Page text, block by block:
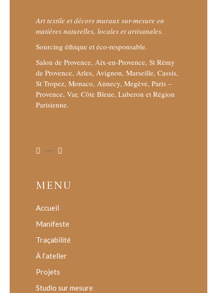
Art textile et décors muraux sur-mesure en
matières naturelles, locales et artisanales.
Sourcing éthique et éco-responsable.
Salon de Provence, Aix-en-Provence, St Rémy
de Provence, Arles, Avignon, Marseille, Cassis,
St Tropez, Monaco, Annecy, Megève, Paris –
Provence, Var, Côte Bleue, Luberon et Région
Parisienne.
MENU
Accueil
Manifeste
Traçabilité
À l’atelier
Projets
Studio sur mesure